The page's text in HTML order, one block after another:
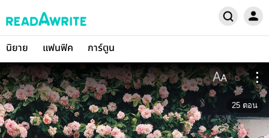
นิยาย แฟนฟิค การ์ตูน
25 ตอน